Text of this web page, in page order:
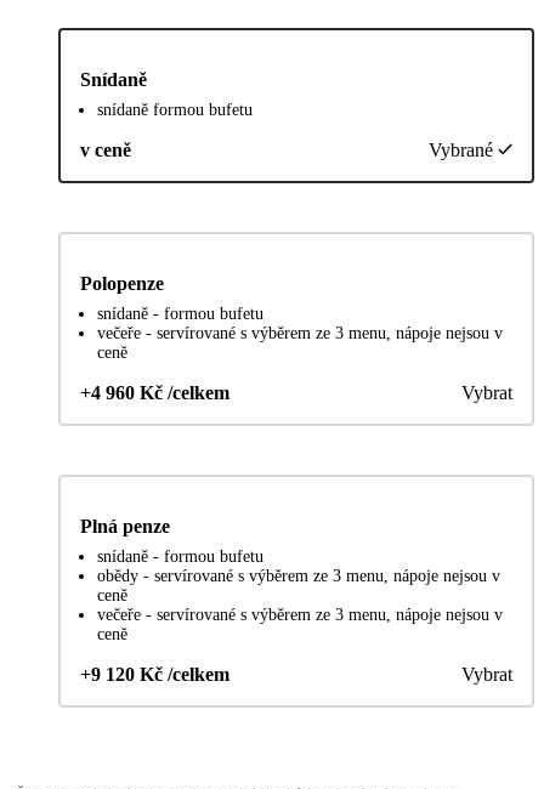
Snídaně
snídaně formou bufetu
v ceně Vybrané
Polopenze
snídaně - formou bufetu
večeře - servírované s výběrem ze 3 menu, nápoje nejsou v
ceně
+4 960 Kč /celkem Vybrat
Plná penze
snídaně - formou bufetu
obědy - servírované s výběrem ze 3 menu, nápoje nejsou v
ceně
večeře - servírované s výběrem ze 3 menu, nápoje nejsou v
ceně
+9 120 Kč /celkem Vybrat